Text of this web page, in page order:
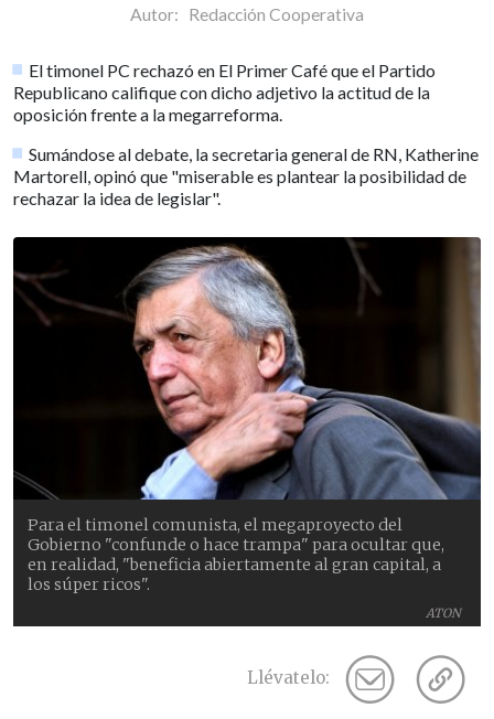
Autor: Redacción Cooperativa
El timonel PC rechazó en El Primer Café que el Partido
Republicano califique con dicho adjetivo la actitud de la
oposición frente a la megarreforma.
Sumándose al debate, la secretaria general de RN, Katherine
Martorell, opinó que "miserable es plantear la posibilidad de
rechazar la idea de legislar".
ATON
Para el timonel comunista, el megaproyecto del
Gobierno "confunde o hace trampa" para ocultar que,
en realidad, "beneficia abiertamente al gran capital, a
los súper ricos".
Llévatelo: